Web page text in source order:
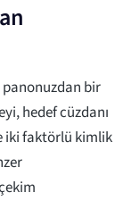
bir
hedef cüzdanı
iki faktörlü kimlik